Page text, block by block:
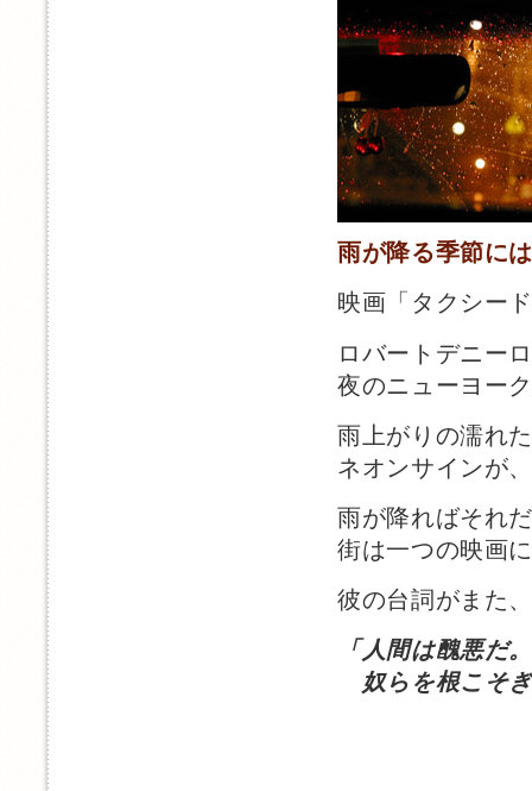
雨が降る季節に
映画「タクシー
ロバートデニー
夜のニューヨー
雨上がりの濡れ
ネオンサインが
雨が降ればそれ
街は一つの映画
彼の台詞がまた
「人間は醜悪だ
奴らを根こそ